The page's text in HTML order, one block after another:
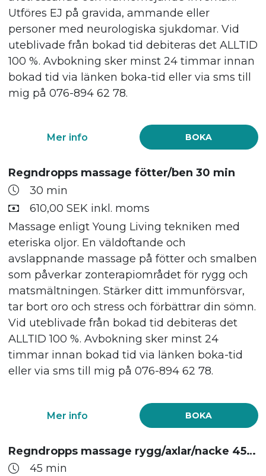
Utföres EJ på gravida, ammande eller
personer med neurologiska sjukdomar. Vid
uteblivade från bokad tid debiteras det ALLTID
100 %. Avbokning sker minst 24 timmar innan
bokad tid via länken boka-tid eller via sms till
mig på 076-894 62 78.
BOKA
Mer info
Regndropps massage fötter/ben 30 min
30 min
610,00 SEK inkl. moms
Massage enligt Young Living tekniken med
eteriska oljor. En väldoftande och
avslappnande massage på fötter och smalben
som påverkar zonterapiområdet för rygg och
matsmältningen. Stärker ditt immunförsvar,
tar bort oro och stress och förbättrar din sömn.
Vid uteblivade från bokad tid debiteras det
ALLTID 100 %. Avbokning sker minst 24
timmar innan bokad tid via länken boka-tid
eller via sms till mig på 076-894 62 78.
BOKA
Mer info
Regndropps massage rygg/axlar/nacke 45 min
45 min